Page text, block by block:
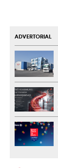
ADVERTORIAL